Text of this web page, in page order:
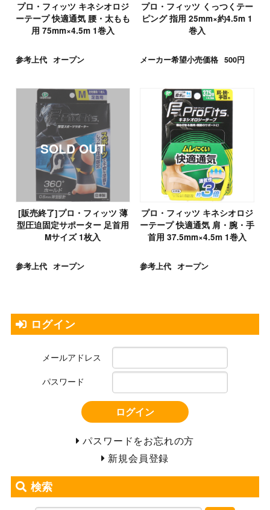
プロ・フィッツ キネシオロジ
ーテープ 快適通気 腰・太もも
用 75mm×4.5m 1巻入
参考上代 オープン
プロ・フィッツ くっつくテー
ピング 指用 25mm×約4.5m 1
巻入
メーカー希望小売価格 500円
[販売終了]プロ・フィッツ 薄
型圧迫固定サポーター 足首用
Mサイズ 1枚入
参考上代 オープン
プロ・フィッツ キネシオロジ
ーテープ 快適通気 肩・腕・手
首用 37.5mm×4.5m 1巻入
参考上代 オープン
ログイン
メールアドレス
パスワード
ログイン
パスワードをお忘れの方
新規会員登録
検索